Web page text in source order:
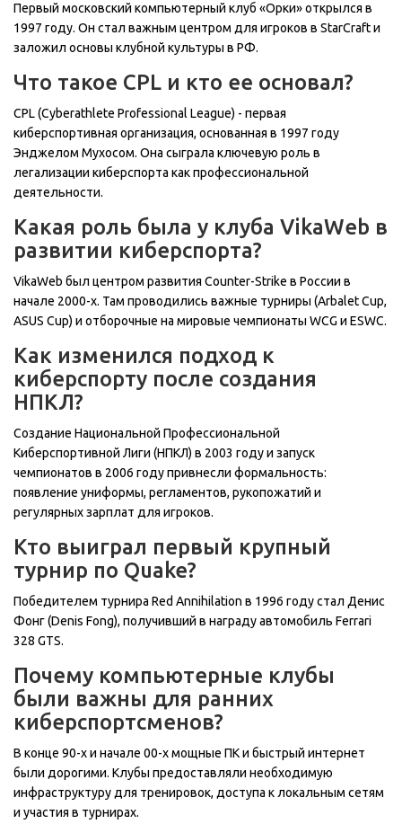
Первый московский компьютерный клуб «Орки» открылся в
1997 году. Он стал важным центром для игроков в StarCraft и
заложил основы клубной культуры в РФ.
Что такое CPL и кто ее основал?
CPL (Cyberathlete Professional League) - первая
киберспортивная организация, основанная в 1997 году
Энджелом Мухосом. Она сыграла ключевую роль в
легализации киберспорта как профессиональной
деятельности.
Какая роль была у клуба VikaWeb в
развитии киберспорта?
VikaWeb был центром развития Counter-Strike в России в
начале 2000-х. Там проводились важные турниры (Arbalet Cup,
ASUS Cup) и отборочные на мировые чемпионаты WCG и ESWC.
Как изменился подход к
киберспорту после создания
НПКЛ?
Создание Национальной Профессиональной
Киберспортивной Лиги (НПКЛ) в 2003 году и запуск
чемпионатов в 2006 году привнесли формальность:
появление униформы, регламентов, рукопожатий и
регулярных зарплат для игроков.
Кто выиграл первый крупный
турнир по Quake?
Победителем турнира Red Annihilation в 1996 году стал Денис
Фонг (Denis Fong), получивший в награду автомобиль Ferrari
328 GTS.
Почему компьютерные клубы
были важны для ранних
киберспортсменов?
В конце 90-х и начале 00-х мощные ПК и быстрый интернет
были дорогими. Клубы предоставляли необходимую
инфраструктуру для тренировок, доступа к локальным сетям
и участия в турнирах.